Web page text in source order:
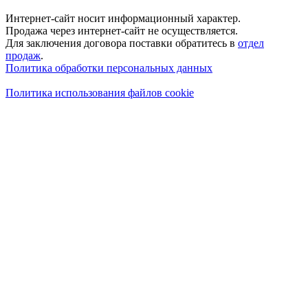
Интернет-сайт носит информационный характер.
Продажа через интернет-сайт не осуществляется.
Для заключения договора поставки обратитесь в отдел
продаж.
Политика обработки персональных данных
Политика использования файлов cookie